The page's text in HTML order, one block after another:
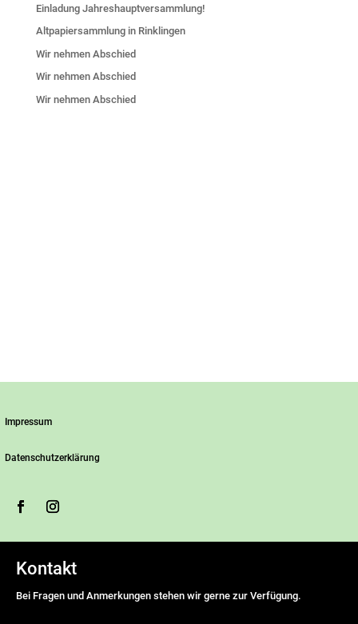
Einladung Jahreshauptversammlung!
Altpapiersammlung in Rinklingen
Wir nehmen Abschied
Wir nehmen Abschied
Wir nehmen Abschied
Impressum
Datenschutzerklärung
Kontakt
Bei Fragen und Anmerkungen stehen wir gerne zur Verfügung.